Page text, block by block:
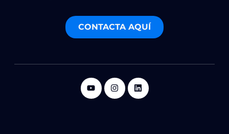
CONTACTA AQUÍ